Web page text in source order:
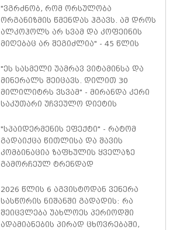
ვერ ვამჩნევდი" - ანტონიო ბანდერასი
"ვგრძნობ, რომ ორსულობა
ორგანიზმის წმენდას ჰგავს. ამ დროს
ალკოჰოლს არ სვამ და კოფეინის
მიღებაც არ შეგიძლია" - 45 წლის
იშვიათ კომენტარს აკეთებს
"ეს სასმელი უამრავ ვიტამინსა და
მინერალს შეიცავს. დილით 30
მილილიტრს ვსვამ" - მირანდა კერი
საკუთარი უჩვეულო დიეტის
"სპაიდერმენის ეფექტი" - რატომ
გადაიქცა წითლისა და შავის
კომბინაცია ზაფხულის ყველაზე
გამორჩეულ ტრენდად
2026 წლის 6 აგვისტოდან ვენერა
სასწორის ნიშანში გადადის: რა
შეიცვლება უახლოეს პერიოდში
ადამიანების პირად ცხოვრებაში,